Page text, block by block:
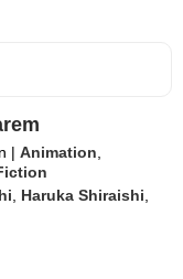
| Animation
Haruka Shiraishi